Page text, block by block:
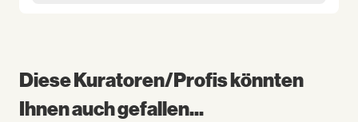
Diese Kuratoren/Profis könnten
Ihnen auch gefallen...